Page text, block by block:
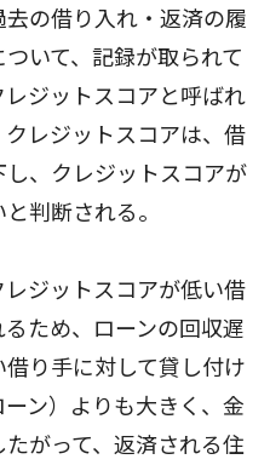
の借り入れ・返済の履
いて、記録が取られて
ジットスコアと呼ばれ
レジットスコアは、借
、クレジットスコアが
判断される。
ジットスコアが低い借
ため、ローンの回収遅
り手に対して貸し付け
ン）よりも大きく、金
がって、返済される住